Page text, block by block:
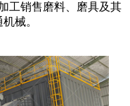
工销售磨料、磨具及其
械。